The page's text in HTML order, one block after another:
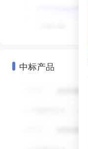
中标产品